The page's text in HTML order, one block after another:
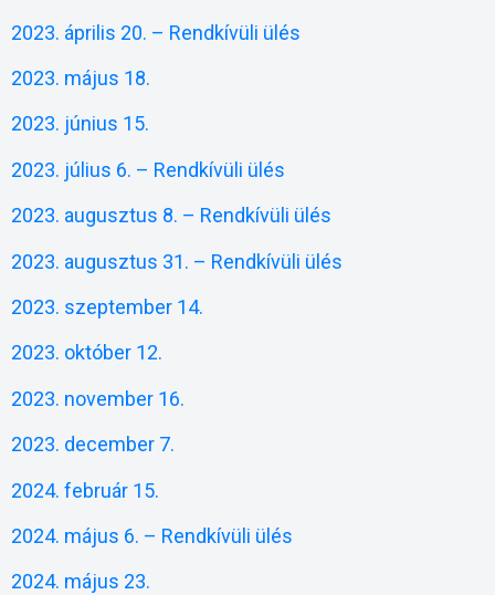
2023. április 20. – Rendkívüli ülés
2023. május 18.
2023. június 15.
2023. július 6. – Rendkívüli ülés
2023. augusztus 8. – Rendkívüli ülés
2023. augusztus 31. – Rendkívüli ülés
2023. szeptember 14.
2023. október 12.
2023. november 16.
2023. december 7.
2024. február 15.
2024. május 6. – Rendkívüli ülés
2024. május 23.